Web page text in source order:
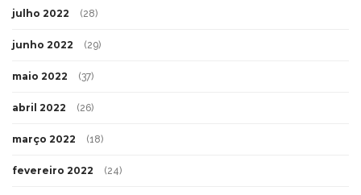
julho 2022 (28)
junho 2022 (29)
maio 2022 (37)
abril 2022 (26)
março 2022 (18)
fevereiro 2022 (24)